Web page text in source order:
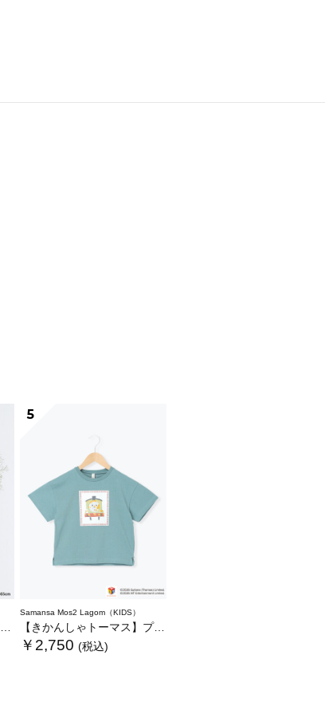
5
Samansa Mos2 Lagom（KIDS）
【きかんしゃトーマス】プリントTシャツ
￥2,750 (税込)